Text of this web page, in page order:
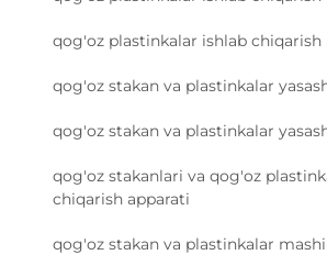
qog'oz plastinkalar ishlab chiqarish
qog'oz stakan va plastinkalar
qog'oz stakan va plastinkalar
qog'oz stakanlari va qog'oz
chiqarish apparati
qog'oz stakan va plastinkalar